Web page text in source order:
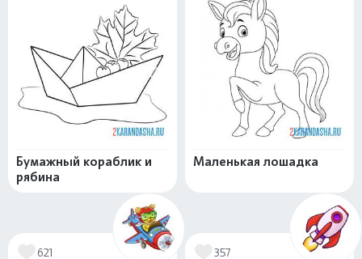
Бумажный кораблик и
рябина
Маленькая лошадка
621 357